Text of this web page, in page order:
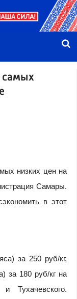
самых
низких цен на
Самары.
в этот
за 250 руб/кг,
за 180 руб/кг на
Тухачевского.